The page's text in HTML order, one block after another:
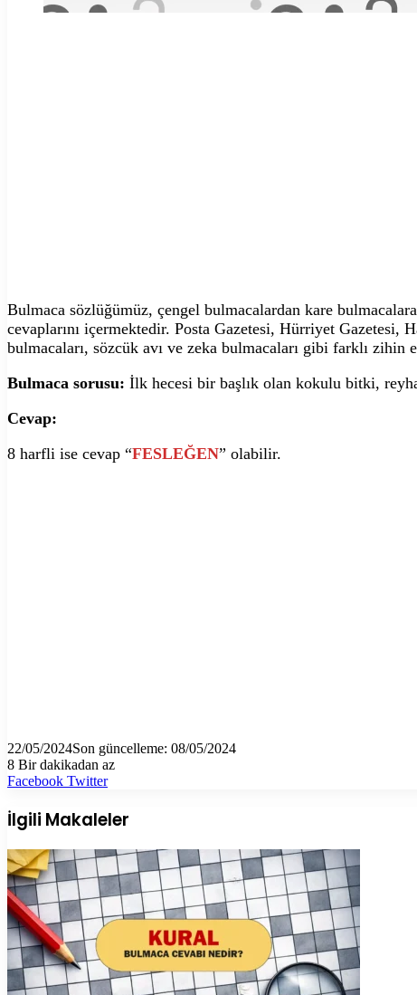
Bulmaca sözlüğümüz, çengel bulmacalardan kare
cevaplarını içermektedir. Posta Gazetesi, Hürriyet Gazetesi,
bulmacaları, sözcük avı ve zeka bulmacaları gibi farklı
Bulmaca sorusu: İlk hecesi bir başlık olan kokulu bitki,
Cevap:
8 harfli ise cevap “FESLEĞEN” olabilir.
22/05/2024Son güncelleme: 08/05/2024
8 Bir dakikadan az
Facebook TwitterLinkedIn
Tumblr
Pinterest
Reddit
VKontakte
E-
ile
paylaş
Yazdır
İlgili Makaleler